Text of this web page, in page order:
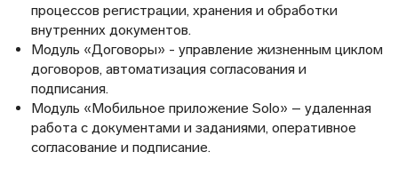
процессов регистрации, хранения и обработки
внутренних документов.
Модуль «Договоры» - управление жизненным циклом
договоров, автоматизация согласования и
подписания.
Модуль «Мобильное приложение Solo» – удаленная
работа с документами и заданиями, оперативное
согласование и подписание.